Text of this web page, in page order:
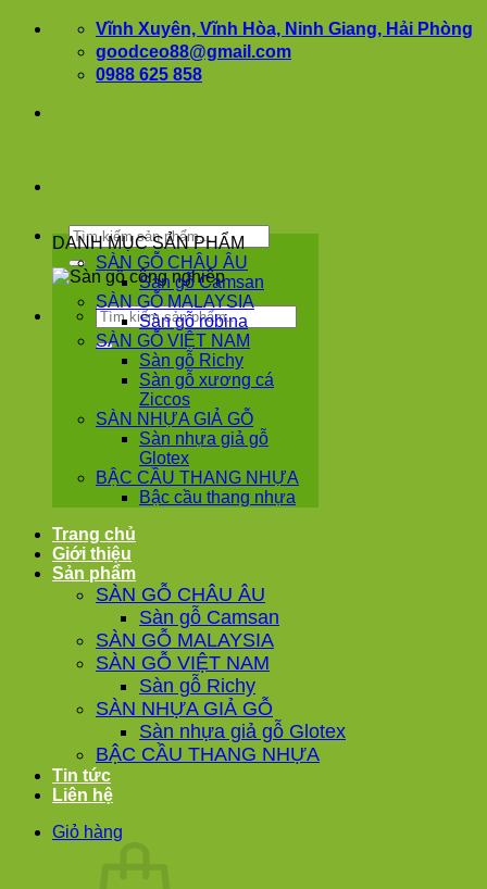
Vĩnh Xuyên, Vĩnh Hòa, Ninh Giang, Hải Phòng
goodceo88@gmail.com
0988 625 858
Tìm
kiếm:
Tìm
kiếm:
DANH MỤC SẢN PHẨM
SÀN GỖ CHÂU ÂU
Sàn gỗ Camsan
SÀN GỖ MALAYSIA
Sàn gỗ robina
SÀN GỖ VIỆT NAM
Sàn gỗ Richy
Sàn gỗ xương cá
Ziccos
SÀN NHỰA GIẢ GỖ
Sàn nhựa giả gỗ
Glotex
BẬC CẦU THANG NHỰA
Bậc cầu thang nhựa
Trang chủ
Giới thiệu
Sản phẩm
SÀN GỖ CHÂU ÂU
Sàn gỗ Camsan
SÀN GỖ MALAYSIA
SÀN GỖ VIỆT NAM
Sàn gỗ Richy
SÀN NHỰA GIẢ GỖ
Sàn nhựa giả gỗ Glotex
BẬC CẦU THANG NHỰA
Tin tức
Liên hệ
Giỏ hàng